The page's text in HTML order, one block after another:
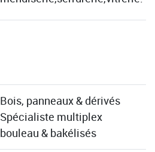
Bois, panneaux & dérivés
Spécialiste multiplex
bouleau & bakélisés